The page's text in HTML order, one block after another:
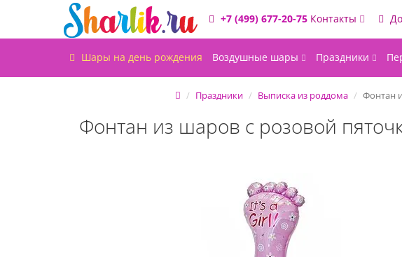
+7 (499) 677-20-75 Контакты
Шары на день рождения Воздушные шары Праздники
Праздники Выписка из роддома Фонтан
Фонтан из шаров с розовой